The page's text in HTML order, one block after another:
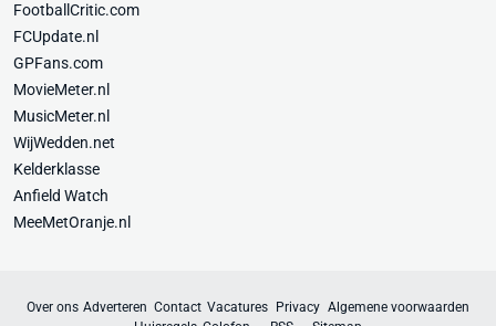
FootballCritic.com
FCUpdate.nl
GPFans.com
MovieMeter.nl
MusicMeter.nl
WijWedden.net
Kelderklasse
Anfield Watch
MeeMetOranje.nl
Over ons Adverteren Contact Vacatures Privacy Algemene voorwaarden